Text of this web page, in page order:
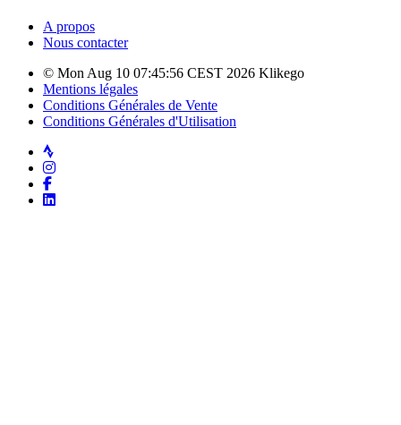
A propos
Nous contacter
© Mon Aug 10 07:45:56 CEST 2026 Klikego
Mentions légales
Conditions Générales de Vente
Conditions Générales d'Utilisation
Strava
Instagram
Facebook
LinkedIn